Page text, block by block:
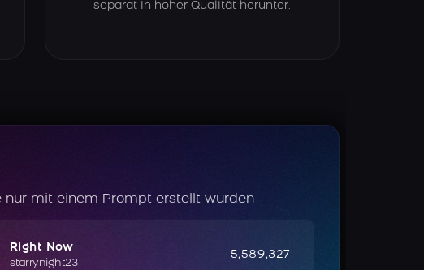
separat in hoher Qualität herunter.
nur mit einem Prompt erstellt wurden
Right Now
starrynight23
5,589,327